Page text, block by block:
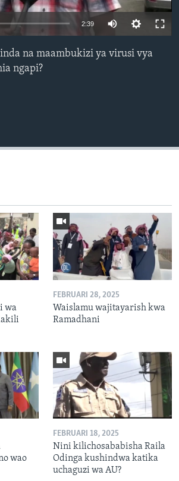
2:39
na maambukizi ya virusi vya
ngapi?
wa
FEBRUARI 28, 2025
Waislamu wajitayarish kwa
Ramadhani
wao
FEBRUARI 18, 2025
Nini kilichosababisha Raila
Odinga kushindwa katika
uchaguzi wa AU?